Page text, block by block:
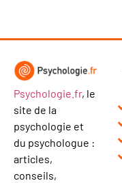
Psychologie.fr, le
site de la
psychologie et
du psychologue :
articles,
conseils,